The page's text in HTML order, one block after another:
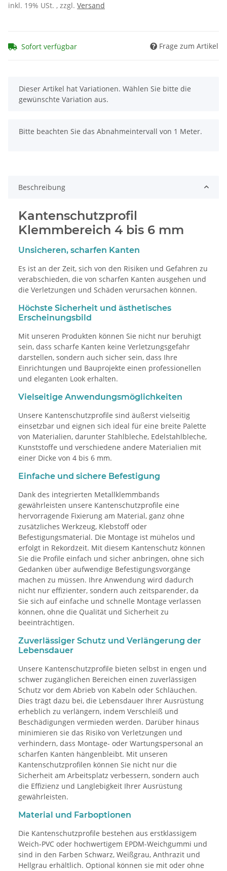
inkl. 19% USt. , zzgl. Versand
Sofort verfügbar Frage zum Artikel
x
Dieser Artikel hat Variationen. Wählen Sie bitte die
gewünschte Variation aus.
x
Bitte beachten Sie das Abnahmeintervall von 1 Meter.
Beschreibung
Kantenschutzprofil
Klemmbereich 4 bis 6 mm
Unsicheren, scharfen Kanten
Es ist an der Zeit, sich von den Risiken und Gefahren zu
verabschieden, die von scharfen Kanten ausgehen und
die Verletzungen und Schäden verursachen können.
Höchste Sicherheit und ästhetisches
Erscheinungsbild
Mit unseren Produkten können Sie nicht nur beruhigt
sein, dass scharfe Kanten keine Verletzungsgefahr
darstellen, sondern auch sicher sein, dass Ihre
Einrichtungen und Bauprojekte einen professionellen
und eleganten Look erhalten.
Vielseitige Anwendungsmöglichkeiten
Unsere Kantenschutzprofile sind äußerst vielseitig
einsetzbar und eignen sich ideal für eine breite Palette
von Materialien, darunter Stahlbleche, Edelstahlbleche,
Kunststoffe und verschiedene andere Materialien mit
einer Dicke von 4 bis 6 mm.
Einfache und sichere Befestigung
Dank des integrierten Metallklemmbands
gewährleisten unsere Kantenschutzprofile eine
hervorragende Fixierung am Material, ganz ohne
zusätzliches Werkzeug, Klebstoff oder
Befestigungsmaterial. Die Montage ist mühelos und
erfolgt in Rekordzeit. Mit diesem Kantenschutz können
Sie die Profile einfach und sicher anbringen, ohne sich
Gedanken über aufwendige Befestigungsvorgänge
machen zu müssen. Ihre Anwendung wird dadurch
nicht nur effizienter, sondern auch zeitsparender, da
Sie sich auf einfache und schnelle Montage verlassen
können, ohne die Qualität und Sicherheit zu
beeinträchtigen.
Zuverlässiger Schutz und Verlängerung der
Lebensdauer
Unsere Kantenschutzprofile bieten selbst in engen und
schwer zugänglichen Bereichen einen zuverlässigen
Schutz vor dem Abrieb von Kabeln oder Schläuchen.
Dies trägt dazu bei, die Lebensdauer Ihrer Ausrüstung
erheblich zu verlängern, indem Verschleiß und
Beschädigungen vermieden werden. Darüber hinaus
minimieren sie das Risiko von Verletzungen und
verhindern, dass Montage- oder Wartungspersonal an
scharfen Kanten hängenbleibt. Mit unseren
Kantenschutzprofilen können Sie nicht nur die
Sicherheit am Arbeitsplatz verbessern, sondern auch
die Effizienz und Langlebigkeit Ihrer Ausrüstung
gewährleisten.
Material und Farboptionen
Die Kantenschutzprofile bestehen aus erstklassigem
Weich-PVC oder hochwertigem EPDM-Weichgummi und
sind in den Farben Schwarz, Weißgrau, Anthrazit und
Hellgrau erhältlich. Optional können sie mit oder ohne